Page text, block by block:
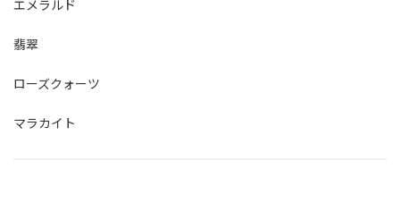
エメラルド
翡翠
ローズクォーツ
マラカイト